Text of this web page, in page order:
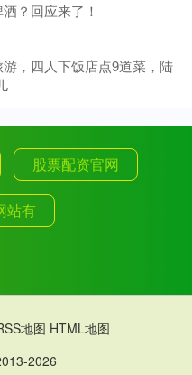
？回应来了！
，四人下饭店点9道菜，陆
股票配资官网
站有
地图 HTML地图
2026